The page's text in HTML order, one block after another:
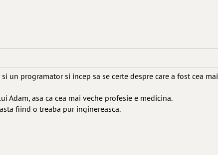
un programator si incep sa se certe despre care a fost cea mai
Adam, asa ca cea mai veche profesie e medicina.
fiind o treaba pur inginereasca.